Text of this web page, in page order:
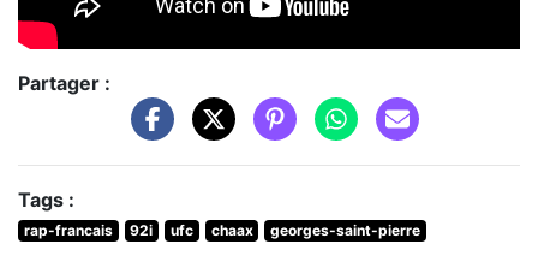
Partager :
Tags :
rap-francais 92i ufc chaax georges-saint-pierre